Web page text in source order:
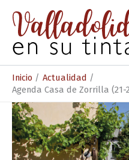
contenido
Inicio
Actualidad
Agenda Casa de Zorrilla (21-